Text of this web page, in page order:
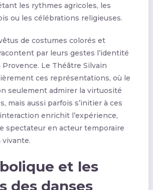
les rythmes agricoles, les
ou les célébrations religieuses.
de costumes colorés et
par leurs gestes l’identité
Le Théâtre Silvain
ces représentations, où le
seulement admirer la virtuosité
mais aussi parfois s’initier à ces
enrichit l’expérience,
spectateur en acteur temporaire
vivante.
et les
des danses